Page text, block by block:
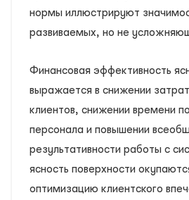
нормы иллюстрируют
развиваемых, но не
Финансовая эффективность
выражается в снижении
клиентов, снижении времени
персонала и повышении
результативности работы с
ясность поверхности
оптимизацию клиентского